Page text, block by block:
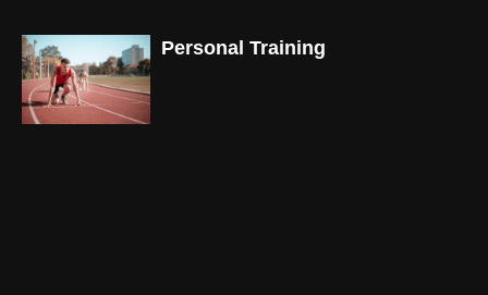
Personal Training